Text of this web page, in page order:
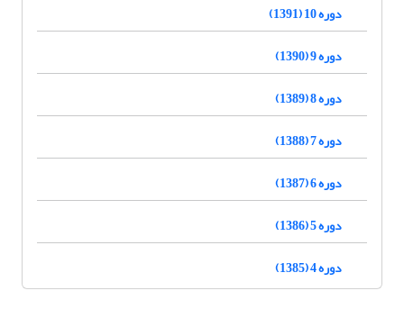
دوره 10 (1391)
دوره 9 (1390)
دوره 8 (1389)
دوره 7 (1388)
دوره 6 (1387)
دوره 5 (1386)
دوره 4 (1385)